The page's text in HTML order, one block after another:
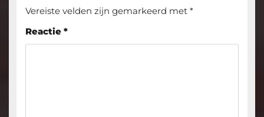
Vereiste velden zijn gemarkeerd met *
Reactie *